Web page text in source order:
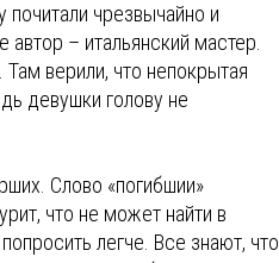
чрезвычайно и
– итальянский мастер.
верили, что непокрытая
девушки голову не
Слово «погибшии»
что не может найти в
легче. Все знают, что